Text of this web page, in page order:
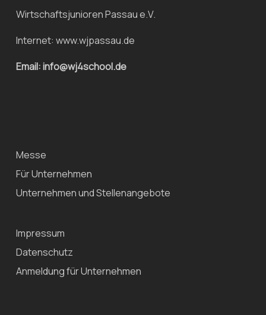
Wirtschaftsjunioren Passau e.V.
Internet: www.wjpassau.de
Email: info@wj4school.de
Messe
Für Unternehmen
Unternehmen und Stellenangebote
Impressum
Datenschutz
Anmeldung für Unternehmen